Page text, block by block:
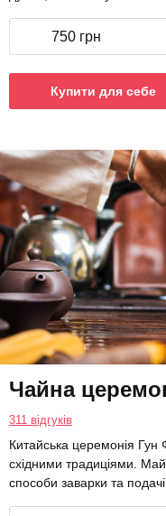
750 грн
Купити для себе
Чайна
311 відгуків
Китайська церемонія Гун
східними традиціями.
способи заварки та